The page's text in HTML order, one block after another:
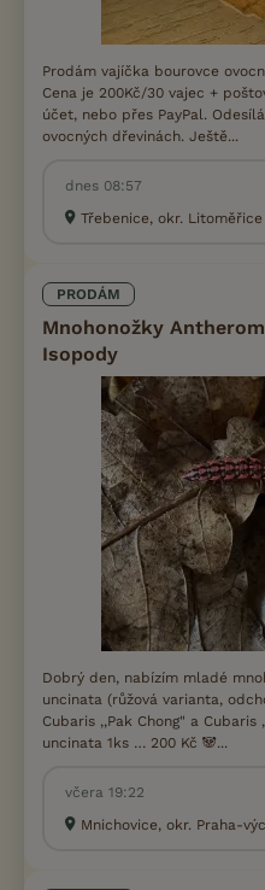
Prodám vajíčka bourovce
Cena je 200Kč/30 vajec +
účet, nebo přes PayPal.
ovocných dřevinách. Ještě...
dnes 08:57
Třebenice, okr. Litoměřice
PRODÁM
Mnohonožky
Isopody
Dobrý den, nabízím mladé
uncinata (růžová varianta,
Cubaris ,,Pak Chong" a Cubaris
uncinata 1ks … 200 Kč 🐼...
včera 19:22
Mnichovice, okr. Praha-